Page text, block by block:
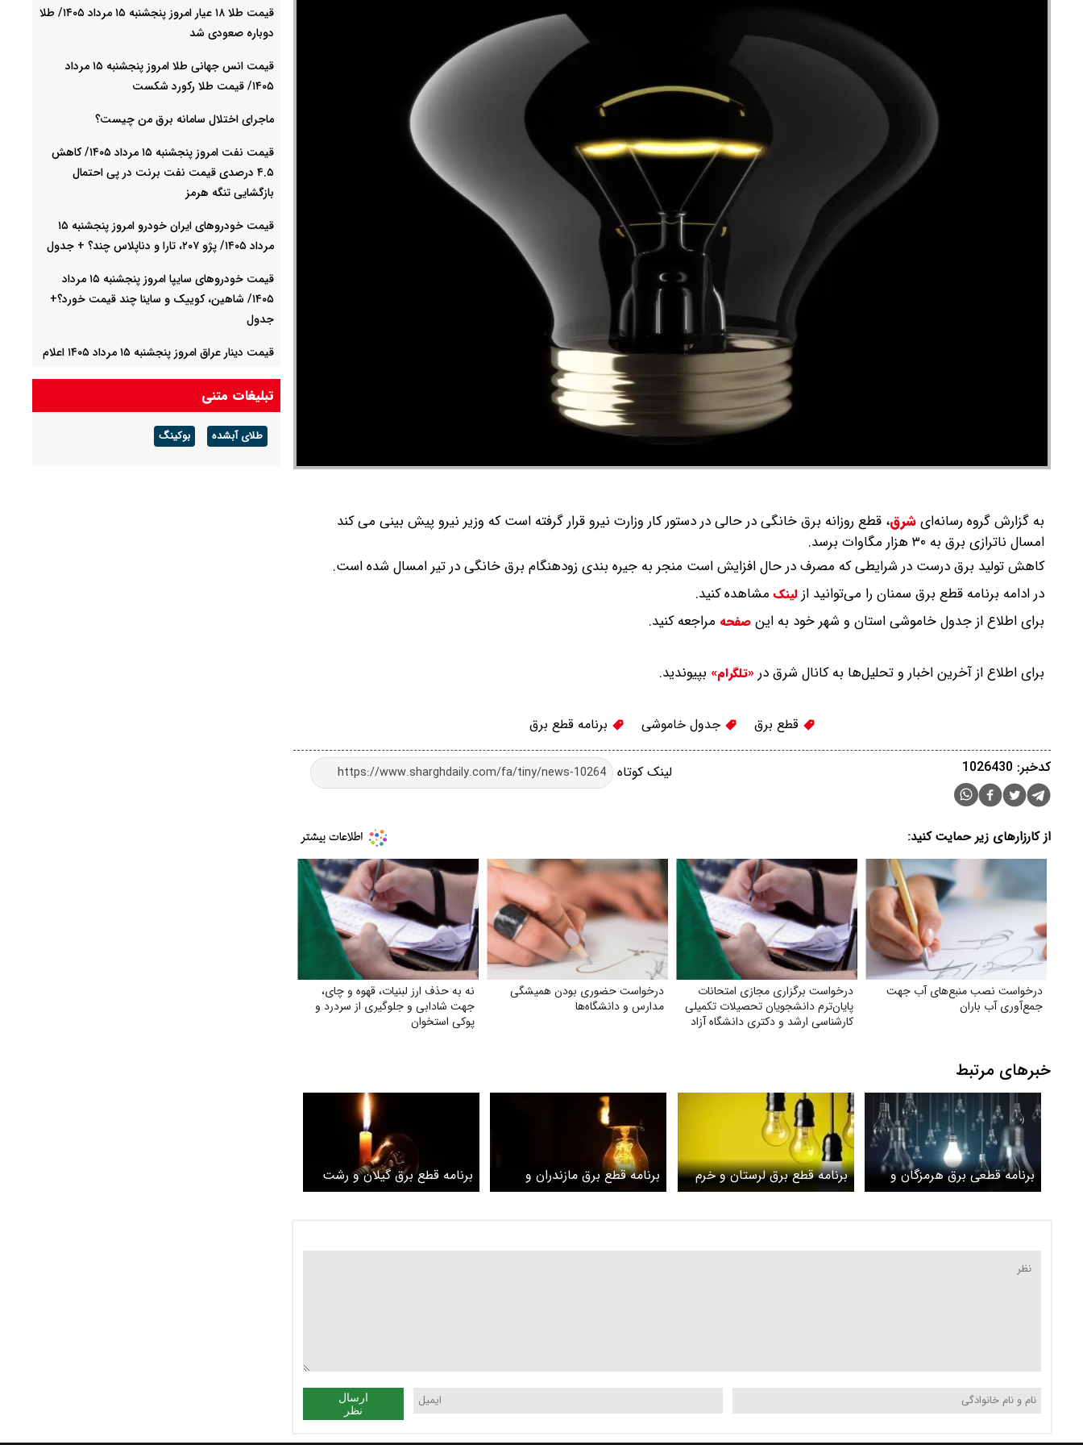
به گزارش گروه رسانه‌ایشرق، قطع روزانه برق خانگی در حالی در دستور کار وزارت نیرو قرار گرفته است که وزیر نیرو پیش بینی می کند
امسال ناترازی برق به ۳۰ هزار مگاوات برسد.
کاهش تولید برق درست در شرایطی که مصرف در حال افزایش است منجر به جیره بندی زودهنگام برق خانگی در تیر امسال شده است.
در ادامه برنامه قطع برق سمنان را می‌توانید از لینک مشاهده کنید.
برای اطلاع از جدول خاموشی استان و شهر خود به این صفحه مراجعه کنید.
برای اطلاع از آخرین اخبار و تحلیل‌ها به کانال شرق در «تلگرام» بپیوندید.
قطع برق جدول خاموشی برنامه قطع برق
لینک کوتاه کدخبر: 1026430
از کارزارهای زیر حمایت کنید:
درخواست نصب منبع‌های آب جهت
جمع‌آوری آب باران
درخواست برگزاری مجازی امتحانات
پایان‌ترم دانشجویان تحصیلات تکمیلی
کارشناسی ارشد و دکتری دانشگاه آزاد
درخواست حضوری بودن همیشگی
مدارس و دانشگاه‌ها
نه به حذف ارز لبنیات، قهوه و چای،
جهت شادابی و جلوگیری از سردرد و
پوکی استخوان
خبرهای مرتبط
برنامه قطعی برق هرمزگان و
بندرعباس امروز پنج‌شنبه ۱
برنامه قطع برق لرستان و خرم
آباد امروز پنج‌شنبه ۱ خرداد
برنامه قطع برق مازندران و
ساری امروز پنج‌شنبه ۱ خرداد
برنامه قطع برق گیلان و رشت
امروز پنج‌شنبه ۱ خرداد
ارسال
نظر
قیمت طلا ۱۸ عیار امروز پنجشنبه ۱۵ مرداد ۱۴۰۵/ طلا
دوباره صعودی شد
قیمت انس جهانی طلا امروز پنجشنبه ۱۵ مرداد
۱۴۰۵/ قیمت طلا رکورد شکست
ماجرای اختلال سامانه برق من چیست؟
قیمت نفت امروز پنجشنبه ۱۵ مرداد ۱۴۰۵/ کاهش
۴.۵ درصدی قیمت نفت برنت در پی احتمال
بازگشایی تنگه هرمز
قیمت خودرو‌های ایران خودرو امروز پنجشنبه ۱۵
مرداد ۱۴۰۵/ پژو ۲۰۷، تارا و دناپلاس چند؟ + جدول
قیمت خودرو‌های سایپا امروز پنجشنبه ۱۵ مرداد
۱۴۰۵/ شاهین، کوییک و ساینا چند قیمت خورد؟+
جدول
قیمت دینار عراق امروز پنجشنبه ۱۵ مرداد ۱۴۰۵ اعلام
خانوارها شارژ شد
تبلیغات متنی
طلای آبشده بوکینگ